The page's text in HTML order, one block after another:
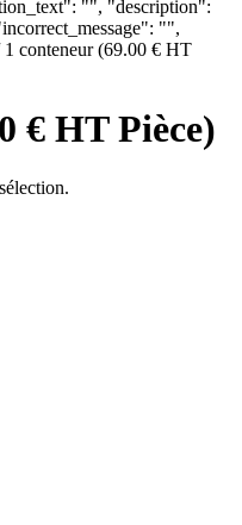
"", "description":
"",
conteneur (69.00 € HT
€ HT Pièce)